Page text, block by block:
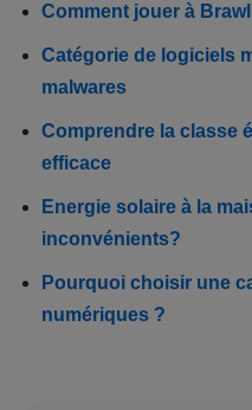
Comment jouer à
Catégorie de logiciels
malwares
Comprendre la classe
efficace
Energie solaire à la
inconvénients?
Pourquoi choisir une
numériques ?